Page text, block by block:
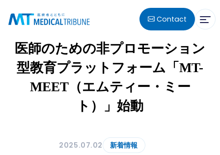
Contact
医師のための非プロモーション
型教育プラットフォーム「MT-
MEET（エムティー・ミー
ト）」始動
2025.07.02 新着情報